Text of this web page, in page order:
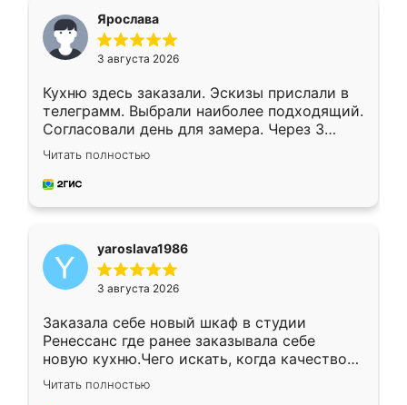
Ярослава
3 августа 2026
Кухню здесь заказали. Эскизы прислали в
телеграмм. Выбрали наиболее подходящий.
Согласовали день для замера. Через 3
недели кухня была уже готова. Остались
довольны работой. Спасибо Ренессанс
мебель за качественную работу!
Читать полностью
yaroslava1986
3 августа 2026
Заказала себе новый шкаф в студии
Ренессанс где ранее заказывала себе
новую кухню.Чего искать, когда качеством
вполне довольна. Служит кухня уже почти
два года, нареканий нет.
Читать полностью